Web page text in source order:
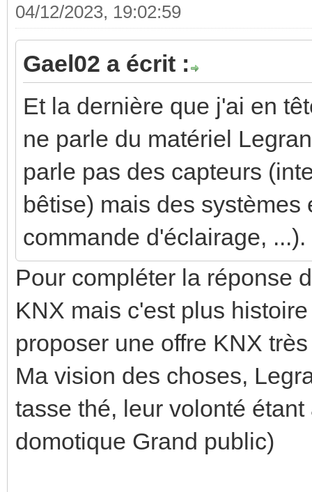
04/12/2023, 19:02:59
Gael02 a écrit :
Et la dernière que j'ai en
ne parle du matériel
parle pas des capteurs
bêtise) mais des
commande d'éclairage,
Pour compléter la réponse
KNX mais c'est plus
proposer une offre KNX
Ma vision des choses,
tasse thé, leur volonté
domotique Grand public)